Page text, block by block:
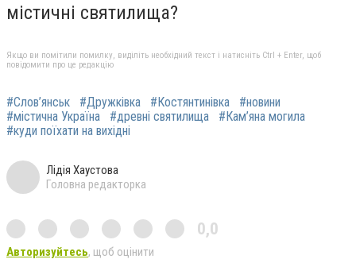
містичні святилища?
Якщо ви помітили помилку, виділіть необхідний текст і натисніть Ctrl + Enter, щоб
повідомити про це редакцію
#Слов’янськ #Дружківка #Костянтинівка
#новини
#містична Україна
#древні святилища
#Кам’яна могила
#куди поїхати на вихідні
Лідія Хаустова
Головна редакторка
0,0
Авторизуйтесь, щоб оцінити